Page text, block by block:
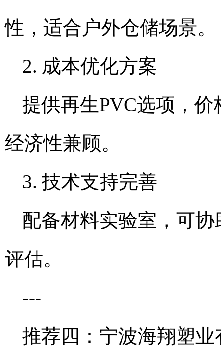
性，适合户外仓储场景。
2. 成本优化方案
提供再生PVC选项，
经济性兼顾。
3. 技术支持完善
配备材料实验室，可
评估。
---
推荐四：宁波海翔塑业